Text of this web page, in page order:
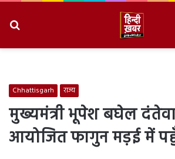
Chhattisgarh राज्य
मुख्यमंत्री भूपेश बघेल
आयोजित फागुन मड़ई में